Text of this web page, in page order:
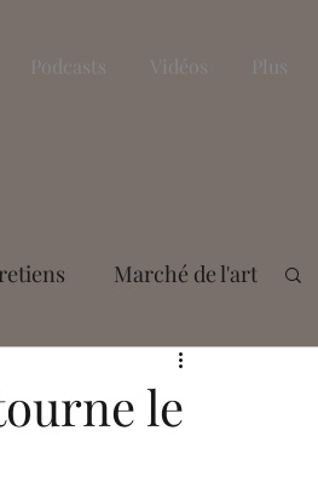
Podcasts Vidéos Plus
Marché de l'art
le